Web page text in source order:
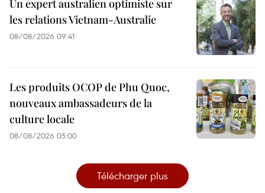
Un expert australien optimiste sur
les relations Vietnam-Australie
08/08/2026 09:41
Les produits OCOP de Phu Quoc,
nouveaux ambassadeurs de la
culture locale
08/08/2026 05:00
Télécharger plus